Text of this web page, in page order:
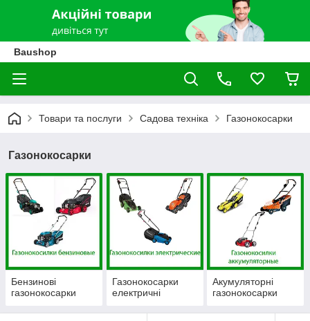
Baushop
Товари та послуги Садова техніка Газонокосарки
Газонокосарки
Бензинові
газонокосарки
Газонокосарки
електричні
Акумуляторні
газонокосарки